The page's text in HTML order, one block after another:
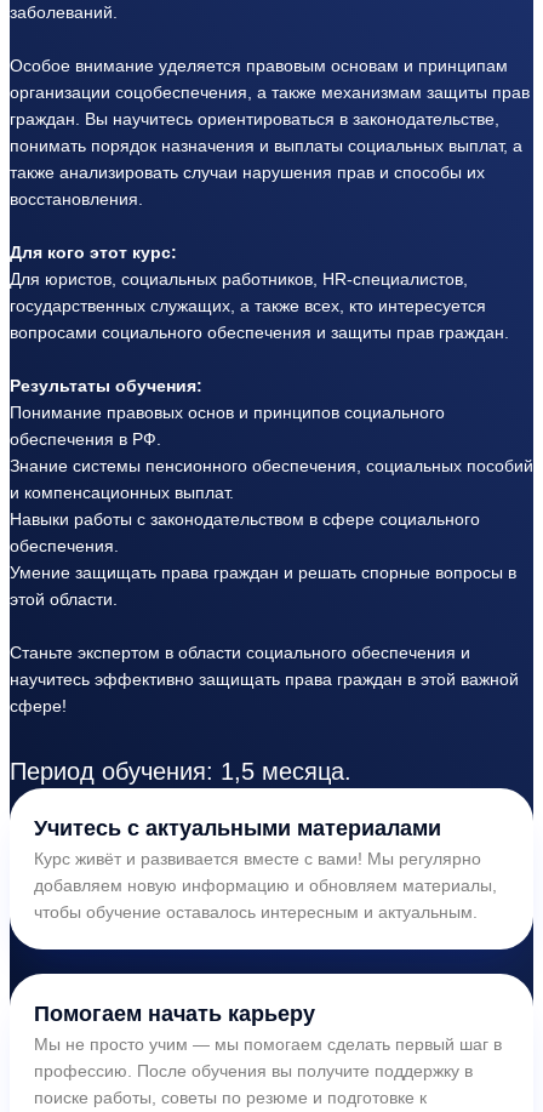
заболеваний.
Особое внимание уделяется правовым основам и принципам
организации соцобеспечения, а также механизмам защиты прав
граждан. Вы научитесь ориентироваться в законодательстве,
понимать порядок назначения и выплаты социальных выплат, а
также анализировать случаи нарушения прав и способы их
восстановления.
Для кого этот курс:
Для юристов, социальных работников, HR-специалистов,
государственных служащих, а также всех, кто интересуется
вопросами социального обеспечения и защиты прав граждан.
Результаты обучения:
Понимание правовых основ и принципов социального
обеспечения в РФ.
Знание системы пенсионного обеспечения, социальных пособий
и компенсационных выплат.
Навыки работы с законодательством в сфере социального
обеспечения.
Умение защищать права граждан и решать спорные вопросы в
этой области.
Станьте экспертом в области социального обеспечения и
научитесь эффективно защищать права граждан в этой важной
сфере!
Период обучения: 1,5 месяца.
Учитесь с актуальными материалами
Курс живёт и развивается вместе с вами! Мы регулярно
добавляем новую информацию и обновляем материалы,
чтобы обучение оставалось интересным и актуальным.
Помогаем начать карьеру
Мы не просто учим — мы помогаем сделать первый шаг в
профессию. После обучения вы получите поддержку в
поиске работы, советы по резюме и подготовке к